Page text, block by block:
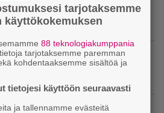
tässä kuussa PS Plus -
suurpäivityksen – uudistaa
tarjotaksemme
käyttökokemuksen
88 teknologiakumppania
tarjotaksemme paremman
kohdentaaksemme sisältöä ja
tietojesi käyttöön seuraavasti
ja tallennamme evästeitä